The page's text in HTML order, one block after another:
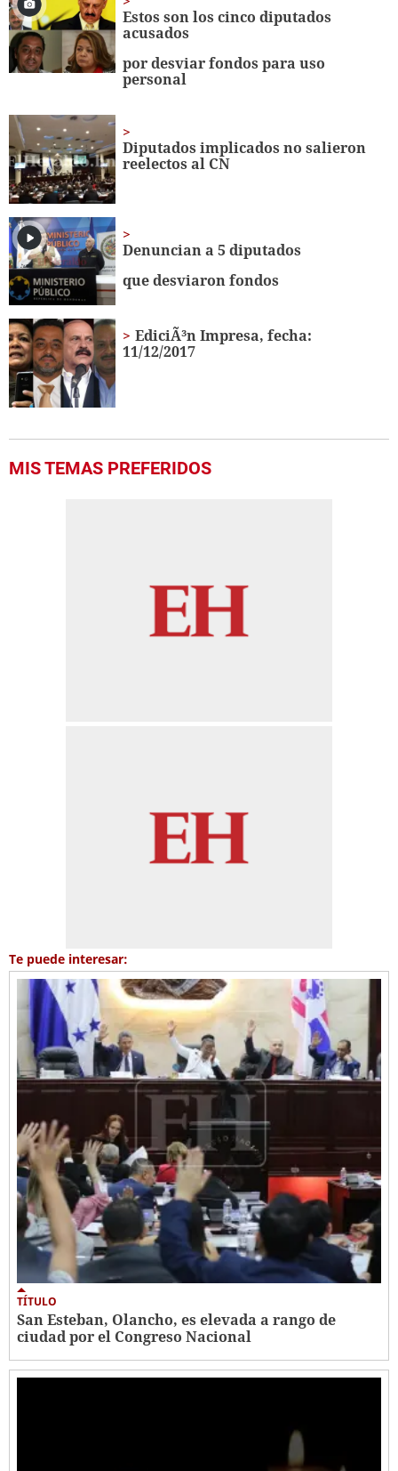
minutes,
21
seconds
Estos son los cinco diputados
acusados
por desviar fondos para uso
personal
Diputados implicados no salieron
reelectos al CN
Denuncian a 5 diputados
que desviaron fondos
EdiciÃ³n Impresa, fecha:
11/12/2017
MIS TEMAS PREFERIDOS
Te puede interesar:
TÍTULO
San Esteban, Olancho, es elevada a rango de
ciudad por el Congreso Nacional